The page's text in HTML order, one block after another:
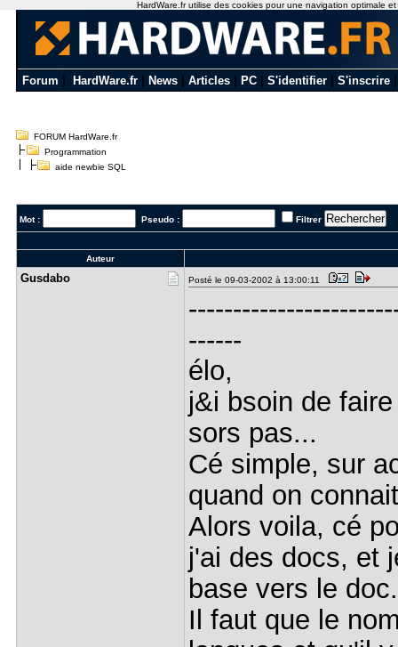
Forum HardWare.fr News Articles PC S'identifier S'inscrire
FORUM HardWare.fr
Programmation
aide newbie SQL
Mot : Pseudo : Filtrer
Auteur
Gusdabo Posté le 09-03-2002 à 13:00:11
------
élo,
j&i bsoin de
sors pas...
Cé simple, sur
quand on
Alors voila, cé
j'ai des docs, et
base vers le doc.
Il faut que le
HardWare.fr utilise des cookies pour une navigation optimale